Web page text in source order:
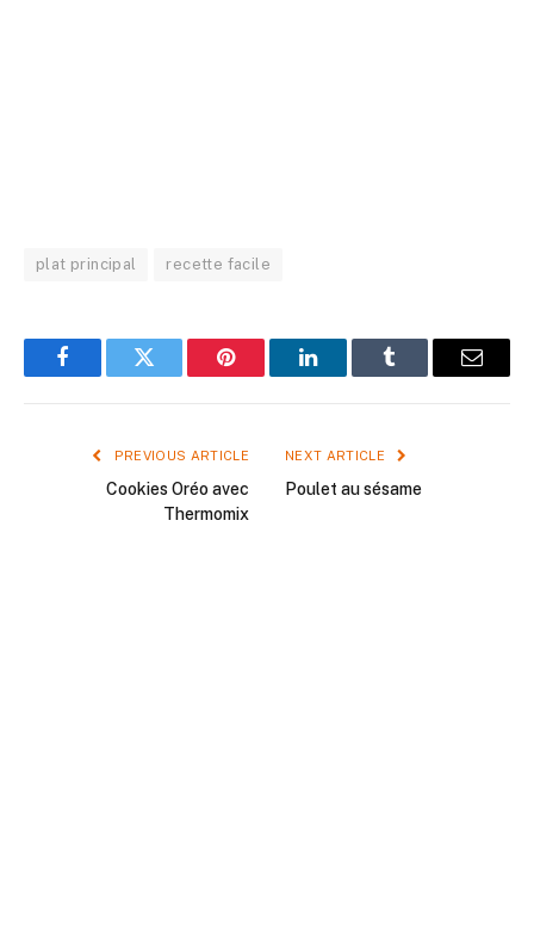
plat principal recette facile
FacebookTwitter Pinterest LinkedInTumblr Email
PREVIOUS ARTICLE
Cookies Oréo avec
Thermomix
NEXT ARTICLE
Poulet au sésame